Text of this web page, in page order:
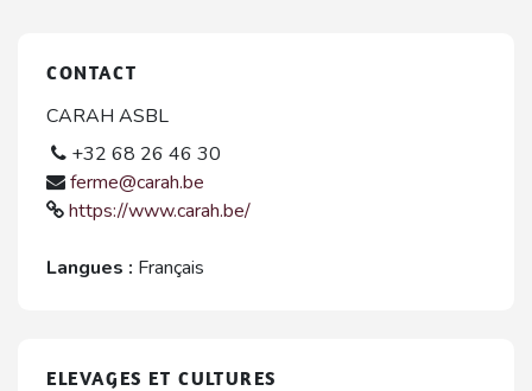
CONTACT
CARAH ASBL
+32 68 26 46 30
ferme@carah.be
https://www.carah.be/
Langues : Français
ELEVAGES ET CULTURES